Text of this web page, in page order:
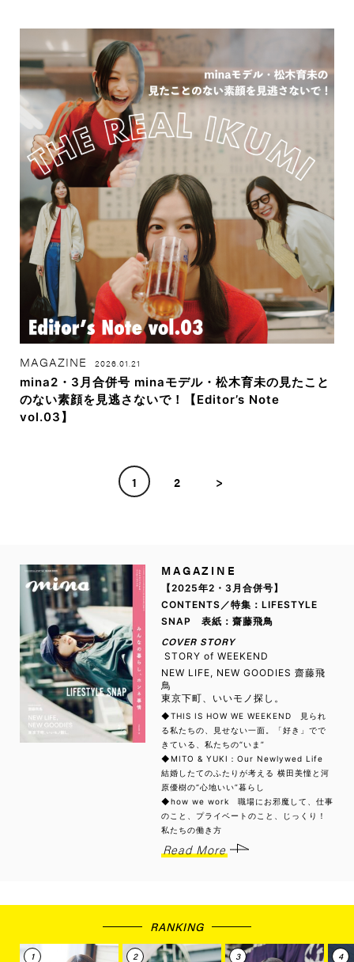
MAGAZINE 2026.01.21
mina2・3月合併号 minaモデル・松木育未の見たこと
のない素顔を見逃さないで！【Editor’s Note
vol.03】
1 2 >
MAGAZINE
【2025年2・3月合併号】
CONTENTS／特集：LIFESTYLE
SNAP 表紙：齋藤飛鳥
COVER STORY
STORY of WEEKEND
NEW LIFE, NEW GOODIES 齋藤飛
鳥
東京下町、いいモノ探し。
◆THIS IS HOW WE WEEKEND 見られ
る私たちの、見せない一面。「好き」でで
きている、私たちの“いま”
◆MITO & YUKI：Our Newlywed Life
結婚したてのふたりが考える 横田美憧と河
原優樹の“心地いい”暮らし
◆how we work 職場にお邪魔して、仕事
のこと、プライベートのこと、じっくり！
私たちの働き方
Read More
RANKING